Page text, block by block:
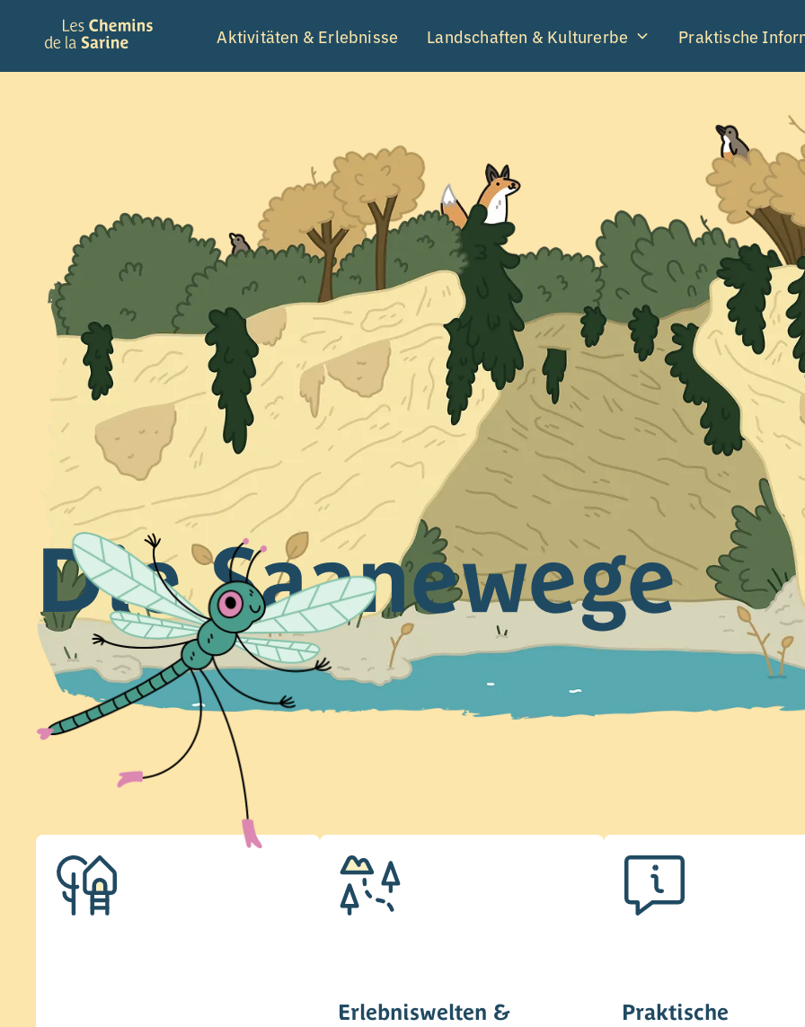
Aktivitäten & Erlebnisse Landschaften & Kulturerbe Praktische
Die Saanewege
Erlebniswelten &
Praktische